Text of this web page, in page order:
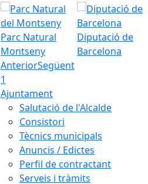
Parc Natural
Montseny
Diputació de
Barcelona
AnteriorSegüent
1
Ajuntament
Salutació de l'Alcalde
Consistori
Tècnics municipals
Anuncis / Edictes
Perfil de contractant
Serveis i tràmits